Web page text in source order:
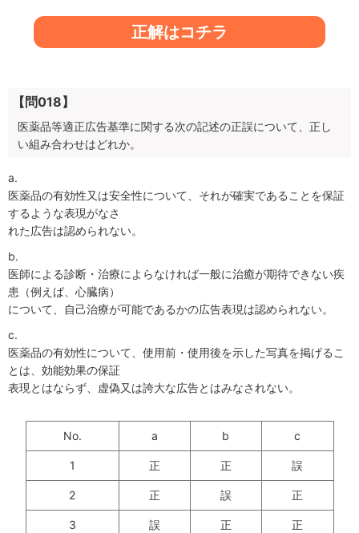
正解はコチラ
【問018】
医薬品等適正広告基準に関する次の記述の正誤について、正し
い組み合わせはどれか。
a.
医薬品の有効性又は安全性について、それが確実であることを保証
するような表現がなさ
れた広告は認められない。
b.
医師による診断・治療によらなければ一般に治癒が期待できない疾
患（例えば、心臓病）
について、自己治療が可能であるかの広告表現は認められない。
c.
医薬品の有効性について、使用前・使用後を示した写真を掲げるこ
とは、効能効果の保証
表現とはならず、虚偽又は誇大な広告とはみなされない。
No. a b c
1 正 正 誤
2 正 誤 正
3 誤 正 正